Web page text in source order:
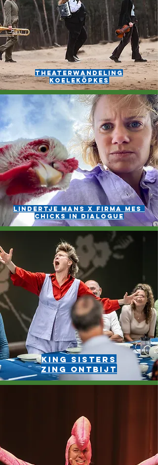
Theaterwandeling
Koeleköpkes
Lindertje Mans X Firma Mes
Chicks in Dialogue
KING SISTERS
ZING ONTBIJT